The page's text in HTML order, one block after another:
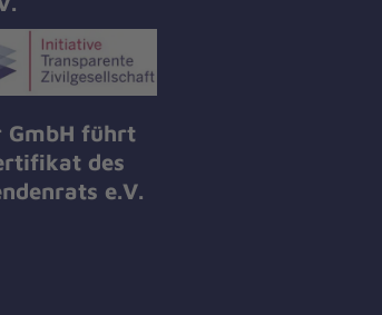
GmbH führt
des
e.V.